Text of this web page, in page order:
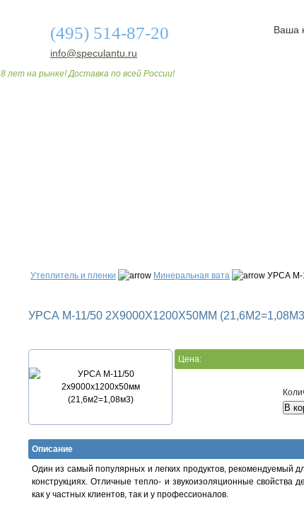
(495) 514-87-20
info@speculantu.ru
8 лет на рынке! Доставка по всей России!
Ваша
Утеплитель и пленки Минеральная вата УРСА М-
УРСА М-11/50 2Х9000Х1200Х50ММ
Цена:
Описание
Один из самый популярных и легких продуктов, рекомендуемый
конструкциях. Отличные тепло- и звукоизоляционные свойства
как у частных клиентов, так и у профессионалов.